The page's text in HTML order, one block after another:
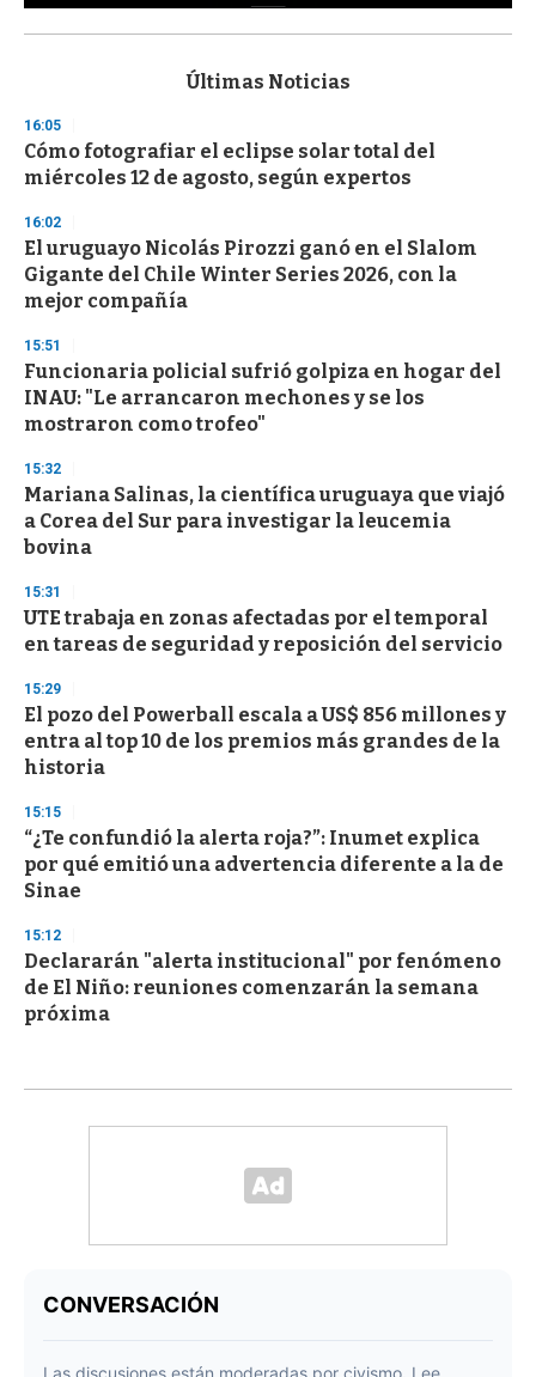
s
d
s
o
f
3
s
e
c
o
d
s
Últimas Noticias
16:05
Cómo fotografiar el eclipse solar total del
miércoles 12 de agosto, según expertos
16:02
El uruguayo Nicolás Pirozzi ganó en el Slalom
Gigante del Chile Winter Series 2026, con la
mejor compañía
15:51
Funcionaria policial sufrió golpiza en hogar del
INAU: "Le arrancaron mechones y se los
mostraron como trofeo"
15:32
Mariana Salinas, la científica uruguaya que viajó
a Corea del Sur para investigar la leucemia
bovina
15:31
UTE trabaja en zonas afectadas por el temporal
en tareas de seguridad y reposición del servicio
15:29
El pozo del Powerball escala a US$ 856 millones y
entra al top 10 de los premios más grandes de la
historia
15:15
“¿Te confundió la alerta roja?”: Inumet explica
por qué emitió una advertencia diferente a la de
Sinae
15:12
Declararán "alerta institucional" por fenómeno
de El Niño: reuniones comenzarán la semana
próxima